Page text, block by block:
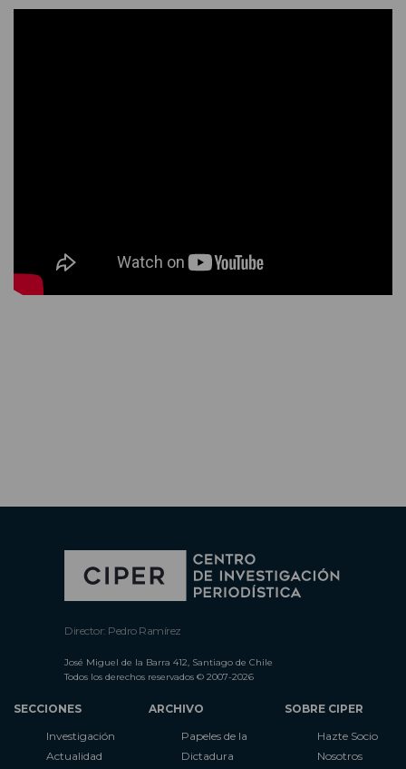
Director: Pedro Ramírez
José Miguel de la Barra 412, Santiago de Chile
Todos los derechos reservados © 2007-2026
SECCIONES
Investigación
Actualidad
ARCHIVO
Papeles de la
Dictadura
SOBRE CIPER
Hazte Socio
Nosotros